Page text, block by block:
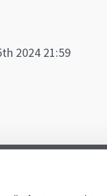
2024 21:59